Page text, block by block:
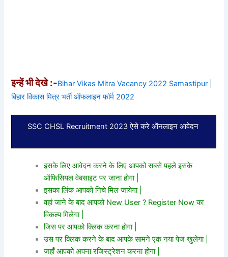
इन्हें भी देखे :-Bihar Vikas Mitra Vacancy 2022 Samastipur |
बिहार विकास मित्र भर्ती ऑफलाइन फॉर्म 2022
SSC CHSL Recruitment 2023 ऐसे करे ऑनलाइन आवेदन
इसके लिए आवेदन करने के लिए आपको सबसे पहले इसके
ऑफिसियल वेबसाइट पर जाना होगा |
इसका लिंक आपको निचे मिल जायेगा |
वहां जाने के बाद आपको New User ? Register Now का
विकल्प मिलेगा |
जिस पर आपको क्लिक करना होगा |
उस पर क्लिक करने के बाद आपके सामने एक नया पेज खुलेगा |
जहाँ आपको अपना रजिस्ट्रेशन करना होगा |